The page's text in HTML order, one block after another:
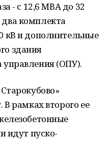
- с 12,6 МВА до 32
комплекта
кВ и дополнительные
здания
управления (ОПУ).
рамках второго ее
идут пуско-